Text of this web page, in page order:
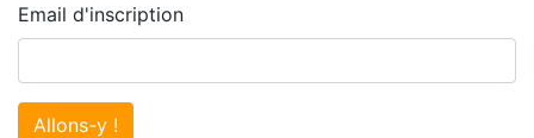
Email d'inscription
Allons-y !